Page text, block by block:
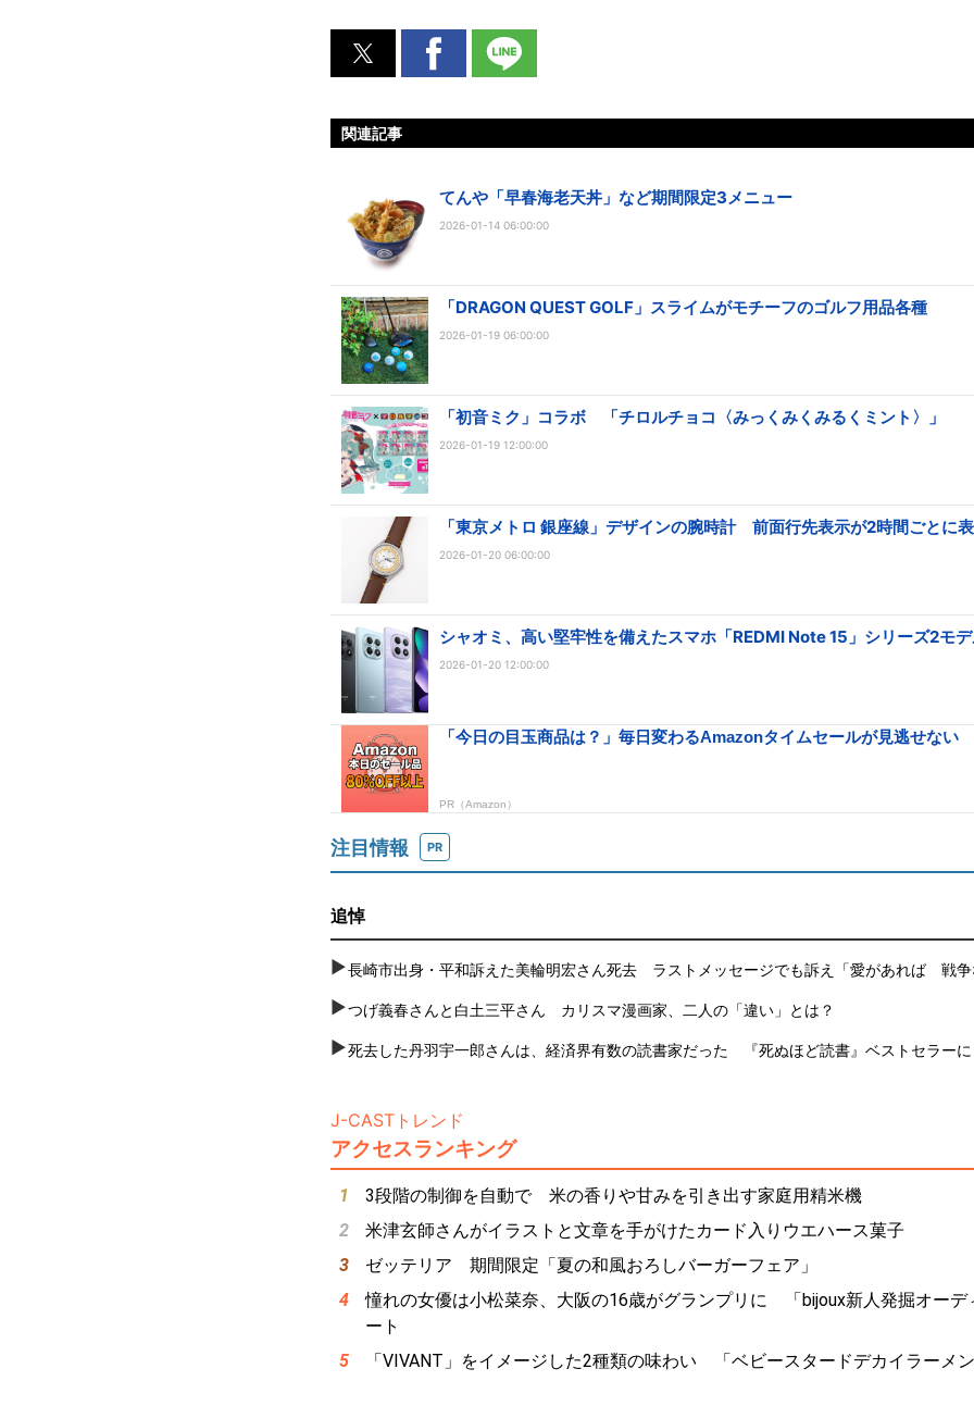
関連記事
てんや「早春海老天丼」など期間限定3メニュー
2026-01-14 06:00:00
「DRAGON QUEST GOLF」スライムがモチーフのゴルフ用品各種
2026-01-19 06:00:00
「初音ミク」コラボ 「チロルチョコ〈みっくみくみるくミント〉」
2026-01-19 12:00:00
「東京メトロ 銀座線」デザインの腕時計 前面行先表示が2時間ごとに
2026-01-20 06:00:00
シャオミ、高い堅牢性を備えたスマホ「REDMI Note 15」シリーズ2モ
2026-01-20 12:00:00
注目情報 PR
追悼
長崎市出身・平和訴えた美輪明宏さん死去 ラストメッセージでも訴え「愛があれば 戦争
つげ義春さんと白土三平さん カリスマ漫画家、二人の「違い」とは？
死去した丹羽宇一郎さんは、経済界有数の読書家だった 『死ぬほど読書』ベストセラーに
J-CASTトレンド
アクセスランキング
3段階の制御を自動で 米の香りや甘みを引き出す家庭用精米機
米津玄師さんがイラストと文章を手がけたカード入りウエハース菓子
ゼッテリア 期間限定「夏の和風おろしバーガーフェア」
憧れの女優は小松菜奈、大阪の16歳がグランプリに 「bijoux新人発掘オーデ
ート
「VIVANT」をイメージした2種類の味わい 「ベビースタードデカイラーメ